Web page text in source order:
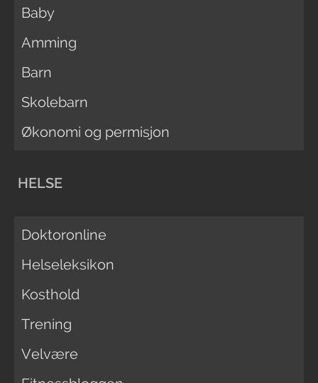
Baby
Amming
Barn
Skolebarn
Økonomi og permisjon
HELSE
Doktoronline
Helseleksikon
Kosthold
Trening
Velvære